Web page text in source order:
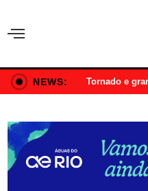
NEWS: Tornado e